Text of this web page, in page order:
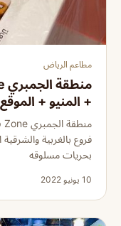
مطاعم الرياض
+ المنيو +
فروع بالغربية
بحريات مسلوقه
10 يونيو 2022